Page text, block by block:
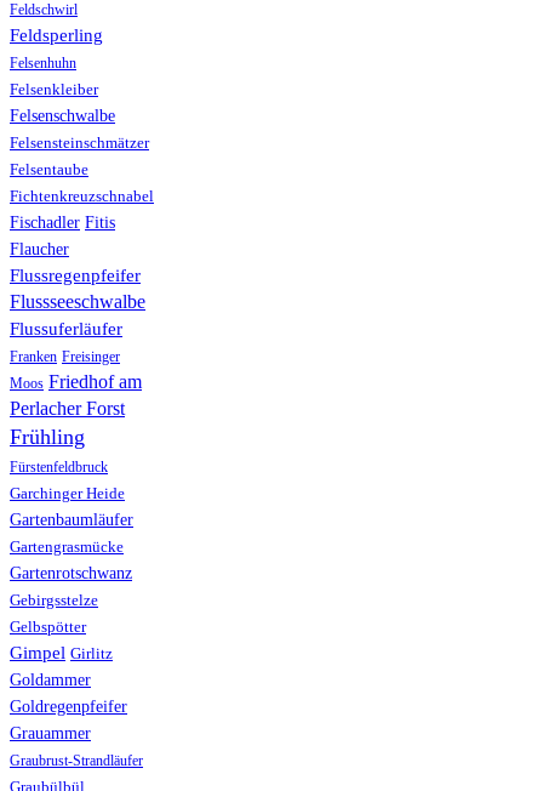
Feldschwirl
Feldsperling
Felsenhuhn
Felsenkleiber
Felsenschwalbe
Felsensteinschmätzer
Felsentaube
Fichtenkreuzschnabel
Fischadler Fitis
Flaucher
Flussregenpfeifer
Flussseeschwalbe
Flussuferläufer
Franken Freisinger
Moos Friedhof am
Perlacher Forst
Frühling
Fürstenfeldbruck
Garchinger Heide
Gartenbaumläufer
Gartengrasmücke
Gartenrotschwanz
Gebirgsstelze
Gelbspötter
Gimpel Girlitz
Goldammer
Goldregenpfeifer
Grauammer
Graubrust-Strandläufer
Graubülbül